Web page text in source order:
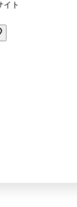
イト